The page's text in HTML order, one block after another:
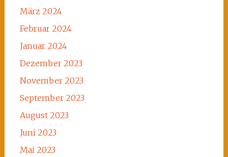
März 2024
Februar 2024
Januar 2024
Dezember 2023
November 2023
September 2023
August 2023
Juni 2023
Mai 2023